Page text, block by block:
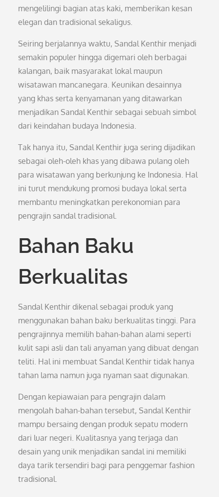
mengelilingi bagian atas kaki, memberikan kesan
elegan dan tradisional sekaligus.
Seiring berjalannya waktu, Sandal Kenthir menjadi
semakin populer hingga digemari oleh berbagai
kalangan, baik masyarakat lokal maupun
wisatawan mancanegara. Keunikan desainnya
yang khas serta kenyamanan yang ditawarkan
menjadikan Sandal Kenthir sebagai sebuah simbol
dari keindahan budaya Indonesia.
Tak hanya itu, Sandal Kenthir juga sering dijadikan
sebagai oleh-oleh khas yang dibawa pulang oleh
para wisatawan yang berkunjung ke Indonesia. Hal
ini turut mendukung promosi budaya lokal serta
membantu meningkatkan perekonomian para
pengrajin sandal tradisional.
Bahan Baku
Berkualitas
Sandal Kenthir dikenal sebagai produk yang
menggunakan bahan baku berkualitas tinggi. Para
pengrajinnya memilih bahan-bahan alami seperti
kulit sapi asli dan tali anyaman yang dibuat dengan
teliti. Hal ini membuat Sandal Kenthir tidak hanya
tahan lama namun juga nyaman saat digunakan.
Dengan kepiawaian para pengrajin dalam
mengolah bahan-bahan tersebut, Sandal Kenthir
mampu bersaing dengan produk sepatu modern
dari luar negeri. Kualitasnya yang terjaga dan
desain yang unik menjadikan sandal ini memiliki
daya tarik tersendiri bagi para penggemar fashion
tradisional.